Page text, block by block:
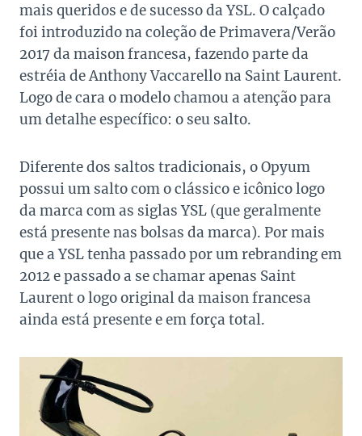
mais queridos e de sucesso da YSL. O calçado
foi introduzido na coleção de Primavera/Verão
2017 da maison francesa, fazendo parte da
estréia de Anthony Vaccarello na Saint Laurent.
Logo de cara o modelo chamou a atenção para
um detalhe específico: o seu salto.
Diferente dos saltos tradicionais, o Opyum
possui um salto com o clássico e icônico logo
da marca com as siglas YSL (que geralmente
está presente nas bolsas da marca). Por mais
que a YSL tenha passado por um rebranding em
2012 e passado a se chamar apenas Saint
Laurent o logo original da maison francesa
ainda está presente e em força total.